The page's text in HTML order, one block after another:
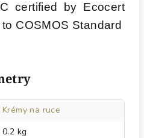
certified by Ecocert
COSMOS Standard
Krémy na ruce
0.2 kg